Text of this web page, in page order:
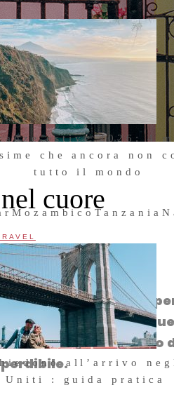
estive 2026: 4
che ancora non
tutto il mondo
MozambicoTanzania
all’arrivo
Uniti : guida pratica
cuore
parte di Sicilia
volta
come special
Scicli. E’ un racconto